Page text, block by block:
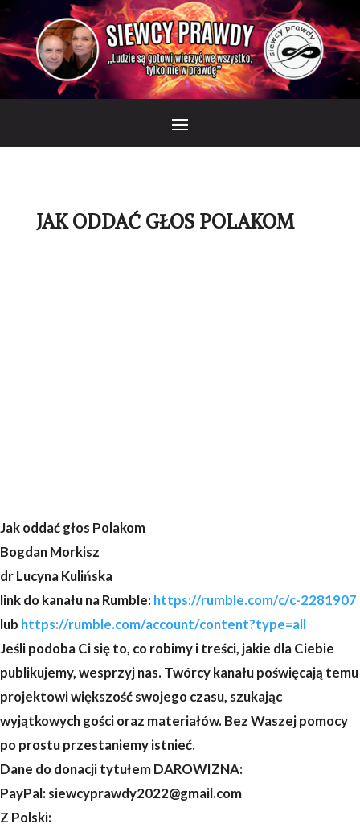
JAK ODDAĆ GŁOS POLAKOM
Jak oddać głos Polakom
Bogdan Morkisz
dr Lucyna Kulińska
link do kanału na Rumble: https://rumble.com/c/c-2281907
lub https://rumble.com/account/content?type=all
Jeśli podoba Ci się to, co robimy i treści, jakie dla Ciebie
publikujemy, wesprzyj nas. Twórcy kanału poświęcają temu
projektowi większość swojego czasu, szukając
wyjątkowych gości oraz materiałów. Bez Waszej pomocy
po prostu przestaniemy istnieć.
Dane do donacji tytułem DAROWIZNA:
PayPal: siewcyprawdy2022@gmail.com
Z Polski: